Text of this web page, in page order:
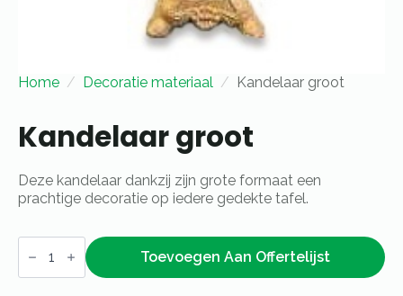
Home Decoratie materiaal Kandelaar groot
Kandelaar groot
Deze kandelaar dankzij zijn grote formaat een
prachtige decoratie op iedere gedekte tafel.
Kandelaar
groot
Toevoegen Aan Offertelijst